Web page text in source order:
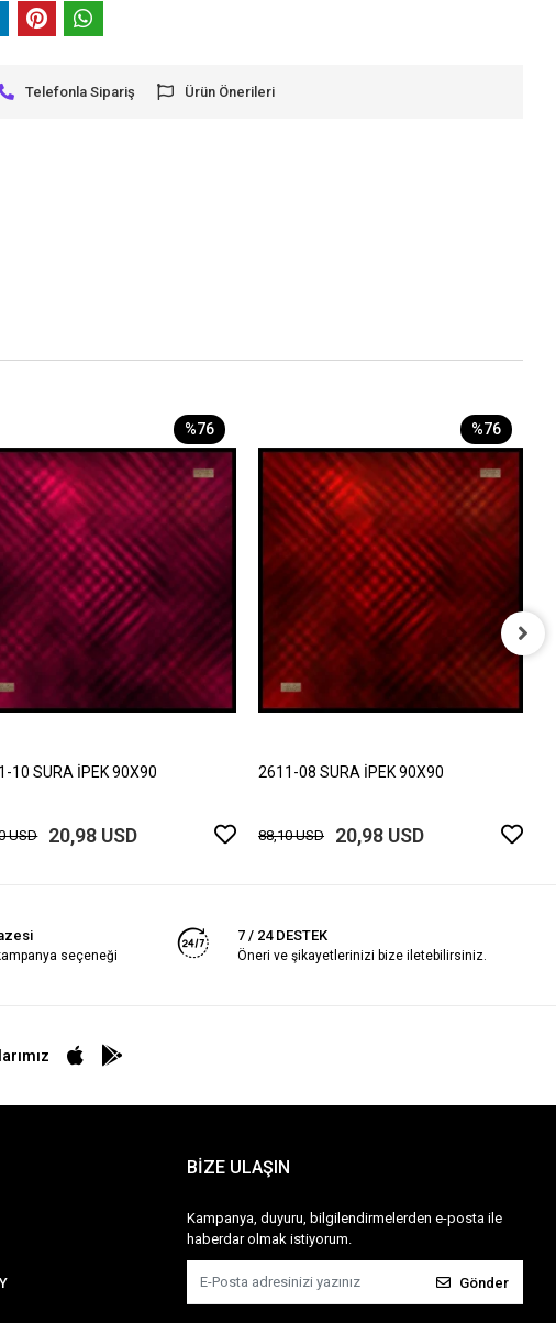
Telefonla Sipariş Ürün Önerileri
%76
10 SURA İPEK 90X90
USD 20,98 USD
%76
2611-08 SURA İPEK 90X90
88,10 USD 20,98 USD
seçeneği
7 / 24 DESTEK
Öneri ve şikayetlerinizi bize iletebilirsiniz.
BİZE ULAŞIN
Kampanya, duyuru, bilgilendirmelerden e-posta ile
haberdar olmak istiyorum.
Gönder